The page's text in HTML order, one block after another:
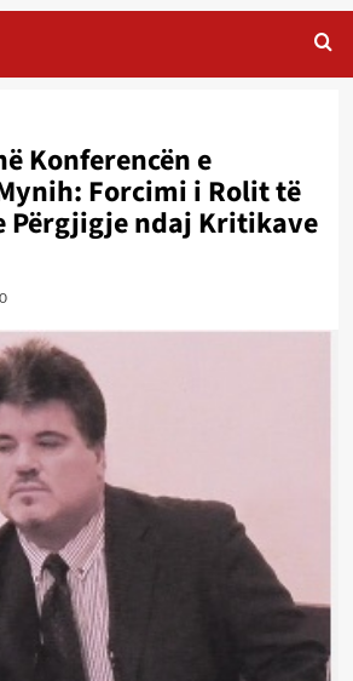
Konferencën e
Forcimi i Rolit të
Përgjigje ndaj Kritikave
0